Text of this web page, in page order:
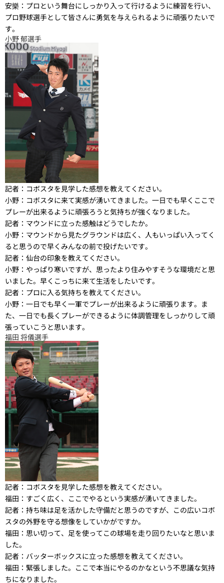
安樂： プロという舞台にしっかり入って行けるように練習を行い、
プロ野球選手として皆さんに勇気を与えられるように頑張りたいで
す。
小野 郁選手
記者： コボスタを見学した感想を教えてください。
小野： コボスタに来て実感が湧いてきました。一日でも早くここで
プレーが出来るように頑張ろうと気持ちが強くなりました。
記者： マウンドに立った感触はどうでしたか。
小野： マウンドから見たグラウンドは広く、人もいっぱい入ってく
ると思うので早くみんなの前で投げたいです。
記者： 仙台の印象を教えてください。
小野： やっぱり寒いですが、思ったより住みやすそうな環境だと思
いました。早くこっちに来て生活をしたいです。
記者： プロに入る気持ちを教えてください。
小野： 一日でも早く一軍でプレーが出来るように頑張ります。ま
た、一日でも長くプレーができるように体調管理をしっかりして頑
張っていこうと思います。
福田 将儀選手
記者： コボスタを見学した感想を教えてください。
福田： すごく広く、ここでやるという実感が湧いてきました。
記者： 持ち味は足を活かした守備だと思うのですが、この広いコボ
スタの外野を守る想像をしていかがですか。
福田： 思い切って、足を使ってこの球場を走り回りたいなと思いま
した。
記者： バッターボックスに立った感想を教えてください。
福田： 緊張しました。ここで本当にやるのかなという不思議な気持
ちになりました。